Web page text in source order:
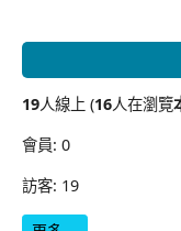
19人線上 (16人在瀏覽
會員: 0
訪客: 19